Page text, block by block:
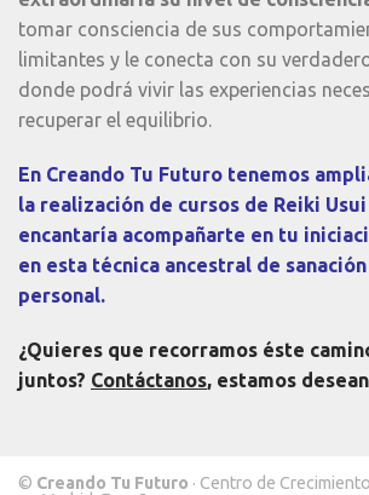
tomar consciencia de sus
limitantes y le conecta con su
donde podrá vivir las experiencias
recuperar el equilibrio.
En Creando Tu Futuro tenemos
la realización de cursos de Reiki
encantaría acompañarte en tu
en esta técnica ancestral de
personal.
¿Quieres que recorramos éste
juntos? Contáctanos, estamos
© Creando Tu Futuro · Centro de